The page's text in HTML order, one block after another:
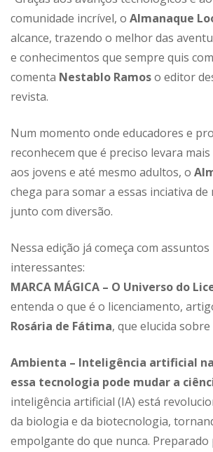
comunidade incrível, o Almanaque
alcance, trazendo o melhor das
e conhecimentos que sempre quis
comenta Nestablo Ramoso editor
revista.
Num momento onde educadores e
reconhecem que é preciso levara
aos jovens e até mesmo adultos, o
chega para somar a essas inciativa de
junto com diversão.
Nessa edição já começa com assuntos
interessantes:
MARCA MÁGICA – O Universo do
entenda o que é o licenciamento,
Rosária de Fátima, que elucida
Ambienta – Inteligência artificial
essa tecnologia pode mudar a
inteligência artificial (IA) está
da biologia e da biotecnologia,
empolgante do que nunca.